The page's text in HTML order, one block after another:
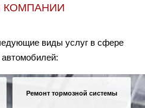
КОМПАНИИ
виды услуг в сфере
Ремонт тормозной системы